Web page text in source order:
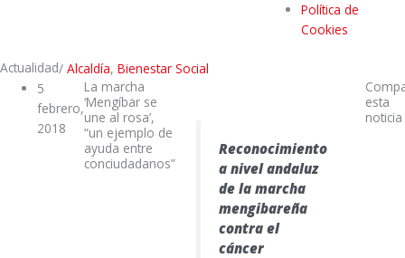
Política de
Cookies
Actualidad/ Alcaldía, Bienestar Social
5
febrero,
2018
La marcha
‘Mengíbar se
une al rosa’,
“un ejemplo de
ayuda entre
conciudadanos”
Reconocimiento
a nivel andaluz
de la marcha
mengibareña
contra el
cáncer
esta
noticia